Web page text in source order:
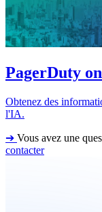
PagerDuty
Obtenez des
l'IA.
➔ Vous avez une
contacter